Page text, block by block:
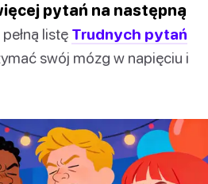
pytań na następną
listę Trudnych pytań
swój mózg w napięciu i